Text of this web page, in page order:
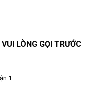
LÒNG GỌI TRƯỚC
1